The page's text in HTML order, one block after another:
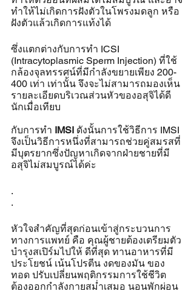
ทำให้ไม่เกิดการฝังตัวในโพรงมดลูก หรือ
ฝังตัวแล้วเกิดการแท้งได้
ซึ่งแตกต่างกับการทำ ICSI
(Intracytoplasmic Sperm Injection) ที่ใช้
กล้องจุลทรรศน์ที่มีกำลังขยายเพียง 200-
400 เท่า เท่านั้น จึงจะไม่สามารถมองเห็น
รายละเอียดบริเวณส่วนหัวของอสุจิได้ดี
นักเมื่อเทียบ
กับการทำ IMSI ดังนั้นการใช้วิธีการ IMSI
จึงเป็นวิธีการหนึ่งที่สามารถช่วยคู่สมรสที่
มีบุตรยากซึ่งปัญหาเกิดจากฝ่ายชายที่มี
อสุจิไม่สมบูรณ์ได้ค่ะ
.
.
หัวใจสำคัญที่สุดก่อนเข้าสู่กระบวนการ
ทางการแพทย์ คือ คุณผู้ชายต้องเตรียมตัว
บำรุงสเปิร์มไปให้ ดีที่สุด ทานอาหารที่มี
ประโยชน์ เน้นโปรตีน งดของมัน ของ
ทอด ปรับเปลี่ยนพฤติกรรมการใช้ชีวิต
ต้องออกกำลังกายสม่ำเสมอ นอนพักผ่อน